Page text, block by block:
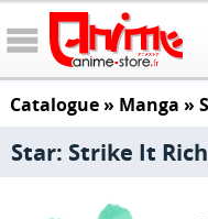
Catalogue» Manga »
Star: Strike It